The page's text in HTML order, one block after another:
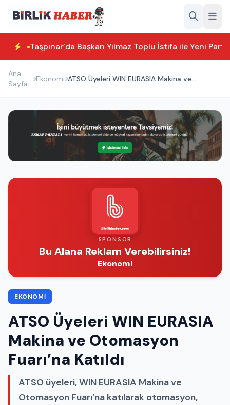
Taşpınar’da Başkan Yılmaz Toplu İstifa ile Yeni
Ana
Sayfa
Ekonomi ATSO Üyeleri WIN EURASIA Makina ve
SPONSOR
Bu Alana Reklam Verebilirsiniz!
Ekonomi
EKONOMI
ATSO Üyeleri WIN EURASIA
Makina ve Otomasyon
Fuarı’na Katıldı
ATSO üyeleri, WIN EURASIA Makina ve
Otomasyon Fuarı’na katılarak otomasyon,